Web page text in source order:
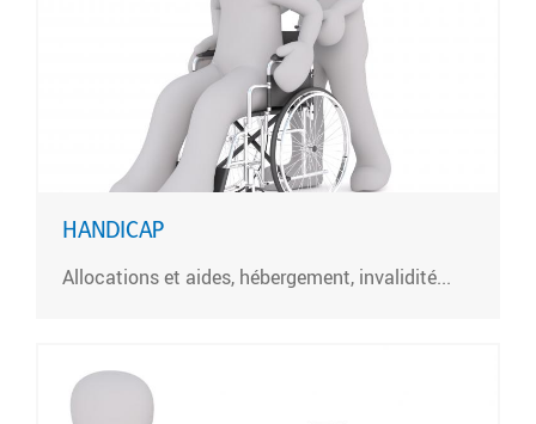
HANDICAP
Allocations et aides, hébergement, invalidité...